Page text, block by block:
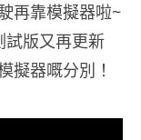
再靠模擬器啦~
版又再更新
擬器嘅分別！